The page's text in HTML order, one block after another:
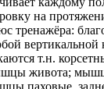
на
тренажёра:
вертикальной
т.н.
живота;